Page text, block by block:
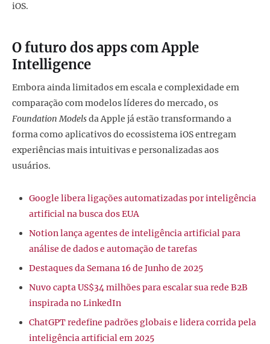
iOS.
O futuro dos apps com Apple
Intelligence
Embora ainda limitados em escala e complexidade em
comparação com modelos líderes do mercado, os
Foundation Modelsda Apple já estão transformando a
forma como aplicativos do ecossistema iOS entregam
experiências mais intuitivas e personalizadas aos
usuários.
Google libera ligações automatizadas por inteligência
artificial na busca dos EUA
Notion lança agentes de inteligência artificial para
análise de dados e automação de tarefas
Destaques da Semana 16 de Junho de 2025
Nuvo capta US$34 milhões para escalar sua rede B2B
inspirada no LinkedIn
ChatGPT redefine padrões globais e lidera corrida pela
inteligência artificial em 2025